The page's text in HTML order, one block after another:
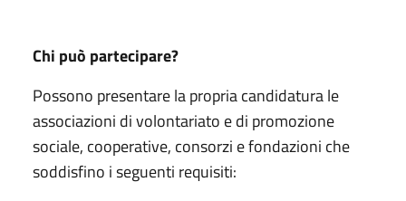
Chi può partecipare?
Possono presentare la propria candidatura le
associazioni di volontariato e di promozione
sociale, cooperative, consorzi e fondazioni che
soddisfino i seguenti requisiti: